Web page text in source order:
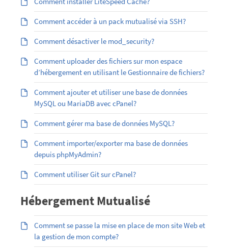
Comment accéder à un pack mutualisé via SSH?
Comment désactiver le mod_security?
Comment uploader des fichiers sur mon espace
d’hébergement en utilisant le Gestionnaire de fichiers?
Comment ajouter et utiliser une base de données
MySQL ou MariaDB avec cPanel?
Comment gérer ma base de données MySQL?
Comment importer/exporter ma base de données
depuis phpMyAdmin?
Comment utiliser Git sur cPanel?
Hébergement Mutualisé
Comment se passe la mise en place de mon site Web et
la gestion de mon compte?